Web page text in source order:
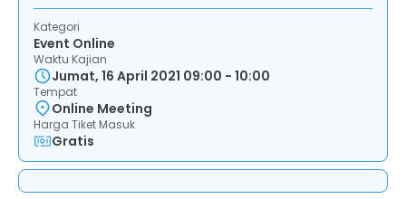
Kategori
Event Online
Waktu Kajian
Jumat, 16 April 2021 09:00 - 10:00
Tempat
Online Meeting
Harga Tiket Masuk
Gratis